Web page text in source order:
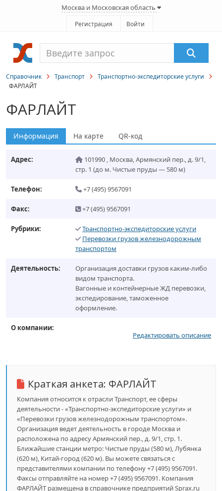
Москва и Московская область
Регистрация Войти
Справочник Транспорт
Транспортно-экспедиторские услуги
ФАРЛАЙТ
ФАРЛАЙТ
Информация На карте QR-код
Адрес: 101990 , Москва,Армянский пер., д. 9/1,
стр. 1 (до м. Чистые пруды — 580 м)
Телефон: +7 (495) 9567091
Факс: +7 (495) 9567091
Рубрики:
Транспортно-экспедиторские услуги
Перевозки грузов железнодорожным
транспортом
Деятельность:
Организация доставки грузов каким-либо
видом транспорта.
Вагонные и контейнерные ЖД перевозки,
экспедирование, таможенное
оформление.
О компании:
Редактировать описание
Краткая анкета: ФАРЛАЙТ
Компания относится к отрасли Транспорт, ее сферы
деятельности - «Транспортно-экспедиторские услуги» и
«Перевозки грузов железнодорожным транспортом».
Организация ведет деятельность в городе Москва и
расположена по адресу Армянский пер., д. 9/1, стр. 1.
Ближайшие станции метро: Чистые пруды (580 м), Лубянка
(620 м), Китай-город (620 м). Вы можете связаться с
представителями компании по телефону +7 (495) 9567091.
Факсы отправляйте на номер +7 (495) 9567091. Компания
ФАРЛАЙТ размещена в справочнике предприятий Sprax.ru